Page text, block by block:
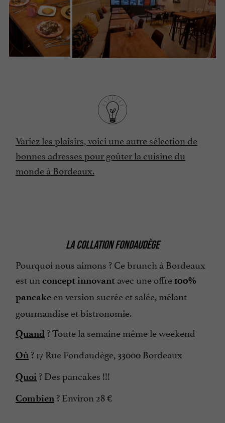
Variez les plaisirs, voici une autre sélection de
bonnes adresses pour goûter la cuisine du
monde à Bordeaux.
LA COLLATION FONDAUDÈGE
Pourquoi nous aimons ? Ce brunch à Bordeaux
est un concept innovant avec une offre 100%
pancake en version sucrée et salée, mêlant
gourmandise et bistronomie.
Quand ? Toute la semaine même le weekend
Où ? 17 Rue Fondaudège, 33000 Bordeaux
Quoi ? Des pancakes !!!
Combien ? Environ 28 €